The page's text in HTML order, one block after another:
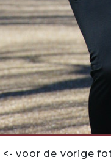
<- voor de vorige